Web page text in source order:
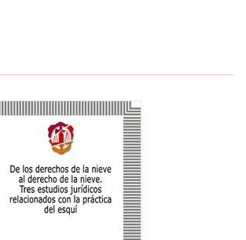
Miembro Titular del Comité Marítimo
de la Asociación Española de